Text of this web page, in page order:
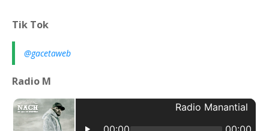
Tik Tok
@gacetaweb
Radio M